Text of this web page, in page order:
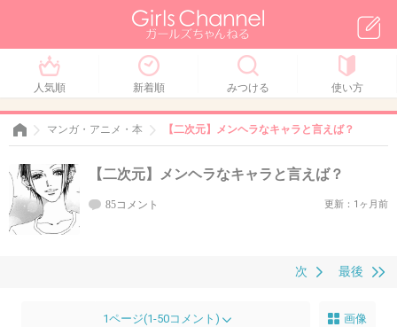
人気順 新着順 みつける 使い方
マンガ・アニメ・本 【二次元】メンヘラなキャラと言えば？
【二次元】メンヘラなキャラと言えば？
85コメント 更新：1ヶ月前
最後
次
1ページ(1-50コメント) 画像